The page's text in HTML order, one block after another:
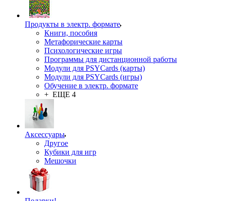
Продукты в электр. формате
Книги, пособия
Метафорические карты
Психологические игры
Программы для дистанционной работы
Модули для PSYCards (карты)
Модули для PSYCards (игры)
Обучение в электр. формате
+ ЕЩЕ 4
Аксессуары
Другое
Кубики для игр
Мешочки